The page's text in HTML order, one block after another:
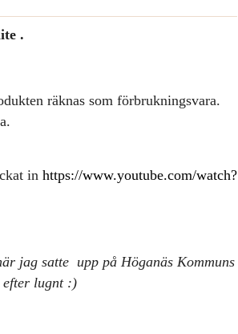
.
räknas som förbrukningsvara.
in https://www.youtube.com/watch?
jag satte upp på Höganäs Kommuns
efter lugnt :)